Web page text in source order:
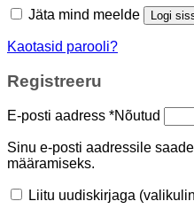
Jäta mind meelde Logi
Kaotasid parooli?
Registreeru
E-posti aadress *Nõutud
Sinu e-posti aadressile
määramiseks.
Liitu uudiskirjaga